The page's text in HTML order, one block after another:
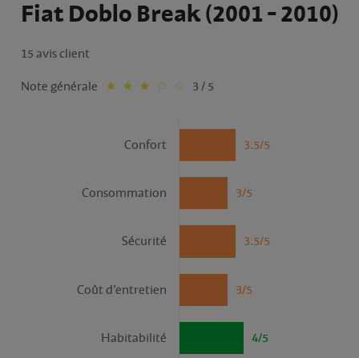
Fiat Doblo Break (2001 - 2010)
15 avis client
Note générale 3 / 5
3.5/5
Confort
3/5
Consommation
3.5/5
Sécurité
3/5
Coût d’entretien
4/5
Habitabilité